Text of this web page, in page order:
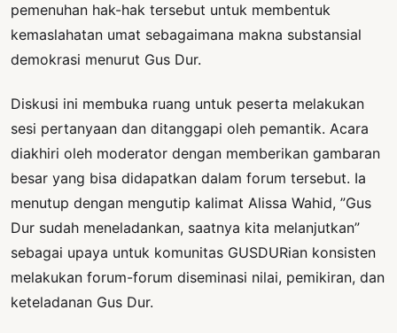
pemenuhan hak-hak tersebut untuk membentuk
kemaslahatan umat sebagaimana makna substansial
demokrasi menurut Gus Dur.
Diskusi ini membuka ruang untuk peserta melakukan
sesi pertanyaan dan ditanggapi oleh pemantik. Acara
diakhiri oleh moderator dengan memberikan gambaran
besar yang bisa didapatkan dalam forum tersebut. Ia
menutup dengan mengutip kalimat Alissa Wahid, ”Gus
Dur sudah meneladankan, saatnya kita melanjutkan”
sebagai upaya untuk komunitas GUSDURian konsisten
melakukan forum-forum diseminasi nilai, pemikiran, dan
keteladanan Gus Dur.